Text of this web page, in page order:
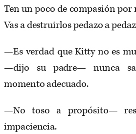
Ten un poco de compasión
Vas a destruirlos pedazo a
—Es verdad que Kitty no es
—dijo su padre— nunca
momento adecuado.
—No toso a propósito—
impaciencia.